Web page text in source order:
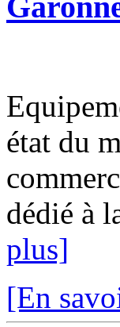
état du
dédié à
plus]
[En